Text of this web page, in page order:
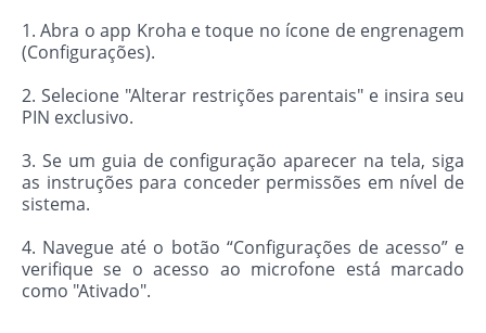
1. Abra o app Kroha e toque no ícone de engrenagem
(Configurações).
2. Selecione "Alterar restrições parentais" e insira seu
PIN exclusivo.
3. Se um guia de configuração aparecer na tela, siga
as instruções para conceder permissões em nível de
sistema.
4. Navegue até o botão “Configurações de acesso” e
verifique se o acesso ao microfone está marcado
como "Ativado".